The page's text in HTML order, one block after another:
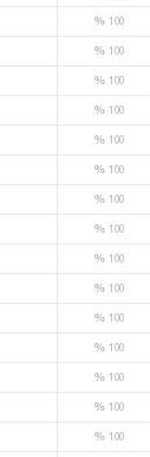
%100
%100
%100
%100
%100
%100
%100
%100
%100
%100
%100
%100
%100
%100
%100